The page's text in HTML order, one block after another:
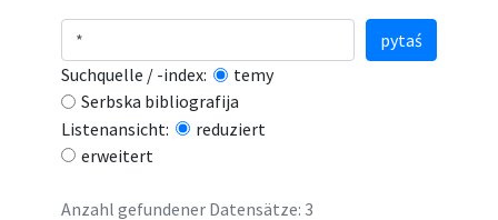
Suchquelle / -index:
temy
Serbska bibliografija
Listenansicht:
reduziert
erweitert
pytaś
Anzahl gefundener Datensätze: 3